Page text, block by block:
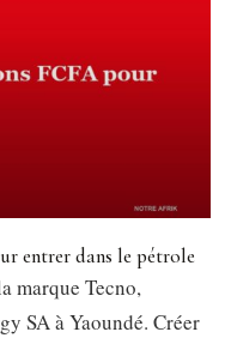
entrer dans le pétrole
marque Tecno,
SA à Yaoundé. Créer